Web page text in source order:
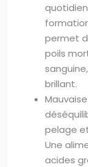
permet
poils
brillant.
pelage
Une
acides